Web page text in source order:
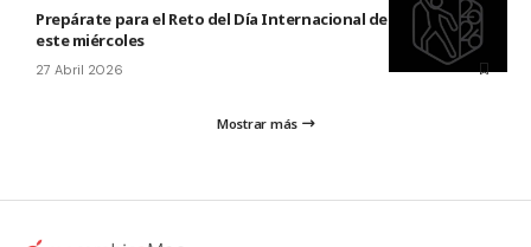
Prepárate para el Reto del Día Internacional de la Danza 2026
este miércoles
27 Abril 2026
Mostrar más